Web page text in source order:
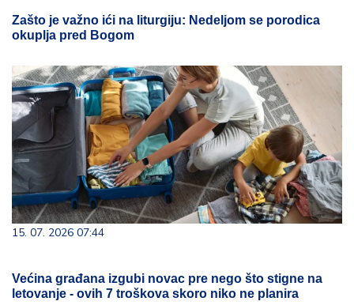
Zašto je važno ići na liturgiju: Nedeljom se porodica
okuplja pred Bogom
15. 07. 2026 07:44
Većina građana izgubi novac pre nego što stigne na
letovanje - ovih 7 troškova skoro niko ne planira